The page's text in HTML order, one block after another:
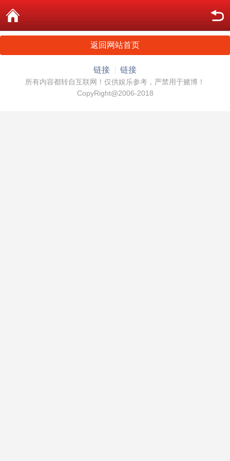
返回网站首页
链接 链接
所有内容都转自互联网！仅供娱乐参考，严禁用于赌博！
CopyRight@2006-2018